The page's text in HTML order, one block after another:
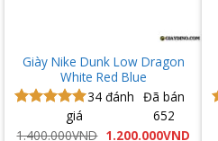
Giày Nike Dunk Low Dragon
White Red Blue
Được xếp
hạng 5.00
34đánh
giá
Đã bán
652
1.400.000VND Giá
1.200.000VNDGiá